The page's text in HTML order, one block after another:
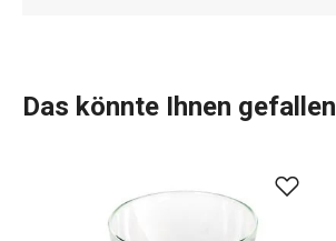
Das könnte Ihnen gefallen